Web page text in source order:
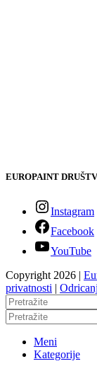
EUROPAINT
Instagram
Facebook
YouTube
Copyright 2026 |
privatnosti |
Meni
Kategorije